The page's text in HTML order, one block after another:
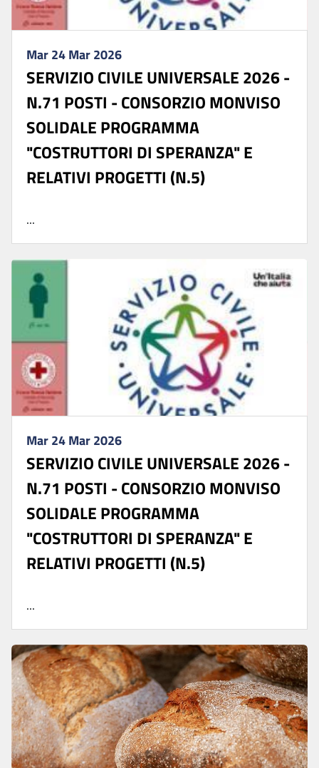
Mar 24 Mar 2026
SERVIZIO CIVILE UNIVERSALE 2026 -
N.71 POSTI - CONSORZIO MONVISO
SOLIDALE PROGRAMMA
"COSTRUTTORI DI SPERANZA" E
RELATIVI PROGETTI (N.5)
...
Mar 24 Mar 2026
SERVIZIO CIVILE UNIVERSALE 2026 -
N.71 POSTI - CONSORZIO MONVISO
SOLIDALE PROGRAMMA
"COSTRUTTORI DI SPERANZA" E
RELATIVI PROGETTI (N.5)
...